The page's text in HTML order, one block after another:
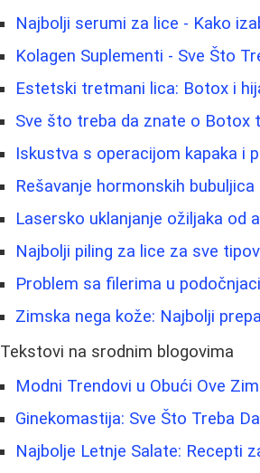
Najbolji serumi za lice - Kako
Kolagen Suplementi - Sve Što
Estetski tretmani lica: Botox i
Sve što treba da znate o Botox
Iskustva s operacijom kapaka i
Rešavanje hormonskih
Lasersko uklanjanje ožiljaka od
Najbolji piling za lice za sve
Problem sa filerima u
Zimska nega kože: Najbolji
Tekstovi na srodnim blogovima
Modni Trendovi u Obući Ove
Ginekomastija: Sve Što Treba
Najbolje Letnje Salate: Recepti